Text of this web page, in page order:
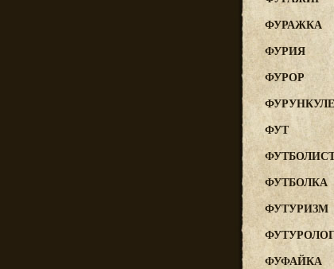
ФУРАЖКА
ФУРИЯ
ФУРОР
ФУТ
ФУТБОЛКА
ФУТУРИЗМ
ФУФАЙКА